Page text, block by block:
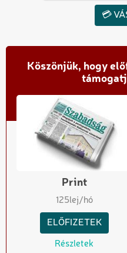
💳
Köszönjük, hogy
Print
125lej/hó
ELŐFIZETEK
Részletek